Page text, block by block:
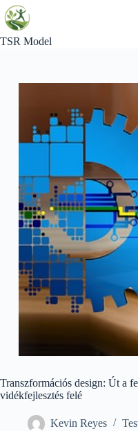
Skip
to
content
TSR Model
Transzformációs design: Út a
vidékfejlesztés felé
Kevin Reyes